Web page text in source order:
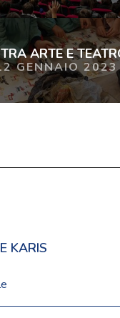
GENNAIO 2023
KARIS